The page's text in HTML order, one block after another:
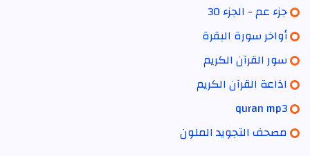
جزء عم - الجزء 30
أواخر سورة البقرة
سور القرآن الكريم
اذاعة القرآن الكريم
quran mp3
مصحف التجويد الملون